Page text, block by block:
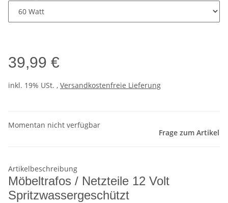
39,99 €
inkl. 19% USt. , Versandkostenfreie Lieferung
Momentan nicht verfügbar
Frage zum Artikel
Artikelbeschreibung
Möbeltrafos / Netzteile 12 Volt
Spritzwassergeschützt